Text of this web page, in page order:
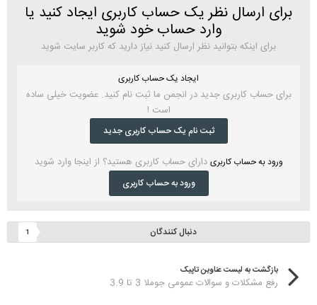
برای ارسال نظر یک حساب کاربری ایجاد کنید یا
وارد حساب خود شوید
برای اینکه بتوانید نظر ارسال کنید نیاز دارید که کاربر سایت شوید
ایجاد یک حساب کاربری
برای حساب کاربری جدید در انجمن ما ثبت نام کنید. عضویت خیلی ساده
است !
ثبت نام یک حساب کاربری جدید
ورود به حساب کاربری دارای حساب کاربری هستید؟ از اینجا وارد شوید
ورود به حساب کاربری
دنبال کنندگان 1
بازگشت به لیست عناوین تاپیک
رفع مشکلات و سوالات عمومی جوملا 3 تا 3.9